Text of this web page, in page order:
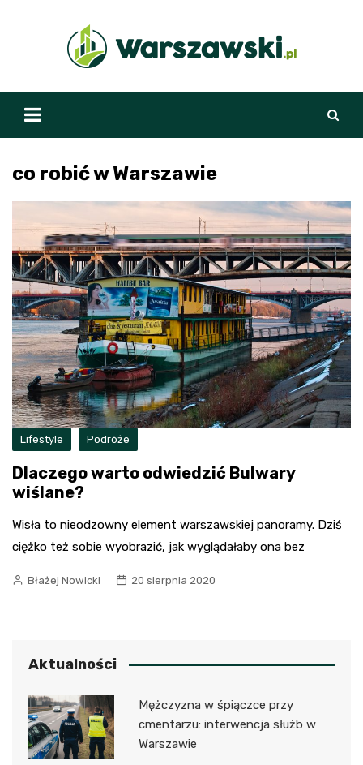
co robić w Warszawie
Lifestyle Podróże
Dlaczego warto odwiedzić Bulwary
wiślane?
Wisła to nieodzowny element warszawskiej panoramy. Dziś
ciężko też sobie wyobrazić, jak wyglądałaby ona bez
Błażej Nowicki 20 sierpnia 2020
Aktualności
Mężczyzna w śpiączce przy
cmentarzu: interwencja służb w
Warszawie